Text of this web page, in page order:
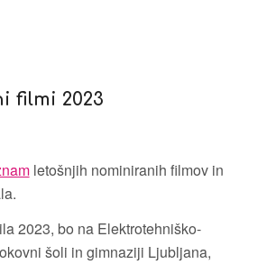
filmi 2023
letošnjih nominiranih filmov in
2023, bo na Elektrotehniško-
šoli in gimnaziji Ljubljana,